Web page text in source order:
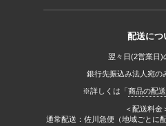
配送につ
翌々日(2営業日)
銀行先振込み法人宛の
※詳しくは「商品の配
＜配送料金
通常配送：佐川急便（地域ごとに